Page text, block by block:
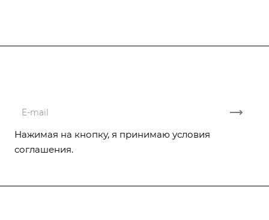
Нажимая на кнопку, я принимаю условия
соглашения.